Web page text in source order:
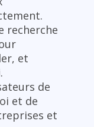
recherche
et
de
et de
et